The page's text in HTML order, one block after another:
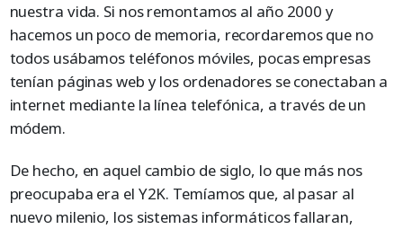
nuestra vida. Si nos remontamos al año 2000 y
hacemos un poco de memoria, recordaremos que no
todos usábamos teléfonos móviles, pocas empresas
tenían páginas web y los ordenadores se conectaban a
internet mediante la línea telefónica, a través de un
módem.
De hecho, en aquel cambio de siglo, lo que más nos
preocupaba era el Y2K. Temíamos que, al pasar al
nuevo milenio, los sistemas informáticos fallaran,